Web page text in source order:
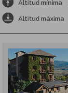
Altitud mínima
Altitud màxima